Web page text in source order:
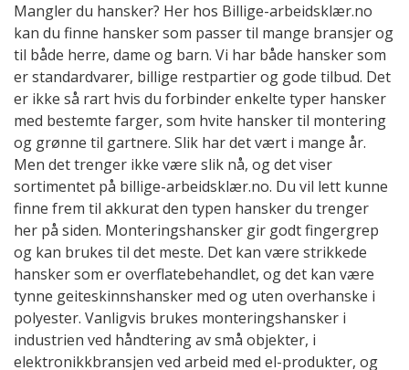
Mangler du hansker? Her hos Billige-arbeidsklær.no
kan du finne hansker som passer til mange bransjer og
til både herre, dame og barn. Vi har både hansker som
er standardvarer, billige restpartier og gode tilbud. Det
er ikke så rart hvis du forbinder enkelte typer hansker
med bestemte farger, som hvite hansker til montering
og grønne til gartnere. Slik har det vært i mange år.
Men det trenger ikke være slik nå, og det viser
sortimentet på billige-arbeidsklær.no. Du vil lett kunne
finne frem til akkurat den typen hansker du trenger
her på siden. Monteringshansker gir godt fingergrep
og kan brukes til det meste. Det kan være strikkede
hansker som er overflatebehandlet, og det kan være
tynne geiteskinnshansker med og uten overhanske i
polyester. Vanligvis brukes monteringshansker i
industrien ved håndtering av små objekter, i
elektronikkbransjen ved arbeid med el-produkter, og